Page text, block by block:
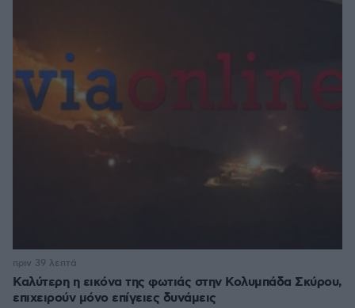
Καλύτερη η εικόνα της φωτιάς στην Κολυμπάδα Σκύρου,
επιχειρούν μόνο επίγειες δυνάμεις
πριν 39 λεπτά